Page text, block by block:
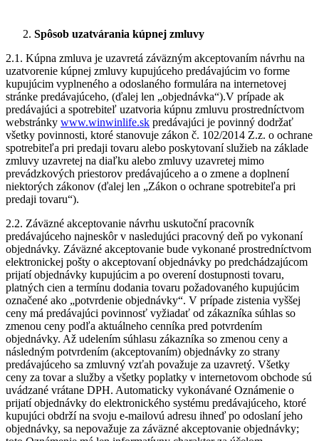
Spôsob uzatvárania kúpnej zmluvy
2.1. Kúpna zmluva je uzavretá záväzným akceptovaním návrhu na
uzatvorenie kúpnej zmluvy kupujúceho predávajúcim vo forme
kupujúcim vyplneného a odoslaného formulára na internetovej
stránke predávajúceho, (ďalej len „objednávka“).V prípade ak
predávajúci a spotrebiteľ uzatvoria kúpnu zmluvu prostredníctvom
webstránky www.winwinlife.sk predávajúci je povinný dodržať
všetky povinnosti, ktoré stanovuje zákon č. 102/2014 Z.z. o ochrane
spotrebiteľa pri predaji tovaru alebo poskytovaní služieb na základe
zmluvy uzavretej na diaľku alebo zmluvy uzavretej mimo
prevádzkových priestorov predávajúceho a o zmene a doplnení
niektorých zákonov (ďalej len „Zákon o ochrane spotrebiteľa pri
predaji tovaru“).
2.2. Záväzné akceptovanie návrhu uskutoční pracovník
predávajúceho najneskôr v nasledujúci pracovný deň po vykonaní
objednávky. Záväzné akceptovanie bude vykonané prostredníctvom
elektronickej pošty o akceptovaní objednávky po predchádzajúcom
prijatí objednávky kupujúcim a po overení dostupnosti tovaru,
platných cien a termínu dodania tovaru požadovaného kupujúcim
označené ako „potvrdenie objednávky“. V prípade zistenia vyššej
ceny má predávajúci povinnosť vyžiadať od zákazníka súhlas so
zmenou ceny podľa aktuálneho cenníka pred potvrdením
objednávky. Až udelením súhlasu zákazníka so zmenou ceny a
následným potvrdením (akceptovaním) objednávky zo strany
predávajúceho sa zmluvný vzťah považuje za uzavretý. Všetky
ceny za tovar a služby a všetky poplatky v internetovom obchode sú
uvádzané vrátane DPH. Automaticky vykonávané Oznámenie o
prijatí objednávky do elektronického systému predávajúceho, ktoré
kupujúci obdrží na svoju e-mailovú adresu ihneď po odoslaní jeho
objednávky, sa nepovažuje za záväzné akceptovanie objednávky;